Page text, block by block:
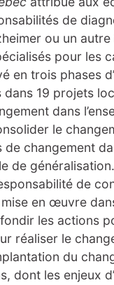
de
ou un
pour les
en trois phases
19 projets
dans
le
changement
de
de
en œuvre
les actions
réaliser le
du
dont les enjeux